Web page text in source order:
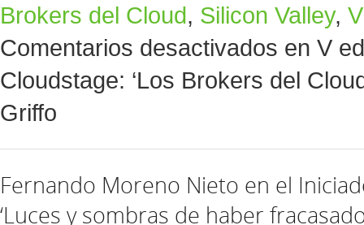
Brokers del Cloud, Silicon Valley,
Comentarios desactivados en V
Cloudstage: ‘Los Brokers del
Griffo
Fernando Moreno Nieto en el
‘Luces y sombras de haber